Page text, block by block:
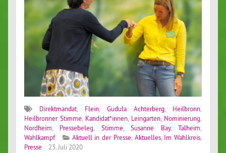
Direktmandat Flein Gudula Achterberg Heilbronn
Heilbronner Stimme Kandidat*innen Leingarten Nominierung
Nordheim
Pressebeleg Stimme ,Susanne Bay,Talheim
Wahlkampf
Aktuell in der Presse Aktuelles, Im Wahlkreis
Presse
23. Juli 2020